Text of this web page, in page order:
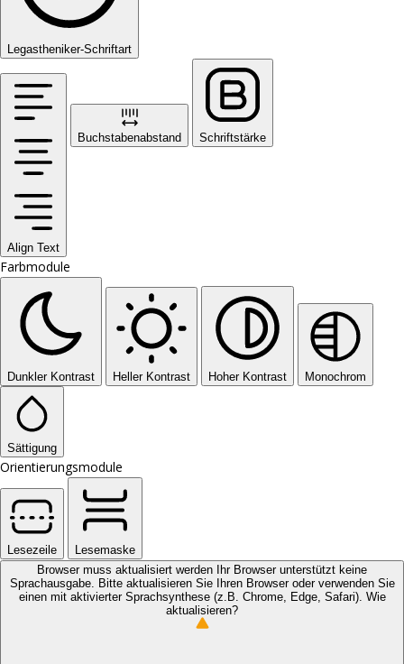
Legastheniker-Schriftart
Align Text
Buchstabenabstand Schriftstärke
Farbmodule
Dunkler Kontrast Heller Kontrast Hoher Kontrast Monochrom
Sättigung
Orientierungsmodule
Lesezeile
Lesemaske
Browser muss aktualisiert werden Ihr Browser unterstützt keine
Sprachausgabe. Bitte aktualisieren Sie Ihren Browser oder verwenden Sie
einen mit aktivierter Sprachsynthese (z.B. Chrome, Edge, Safari). Wie
aktualisieren?